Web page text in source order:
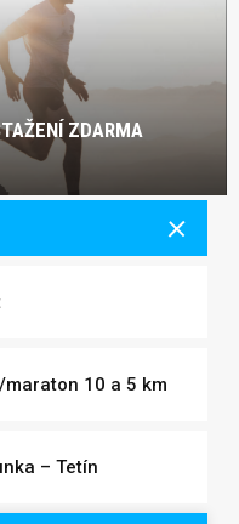
ZDARMA
maraton 10 a 5 km
– Tetín